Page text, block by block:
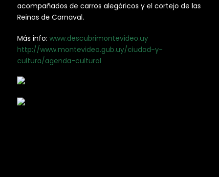
acompañados de carros alegóricos y el cortejo de las
Reinas de Carnaval.
Más info: www.descubrimontevideo.uy
http://www.montevideo.gub.uy/ciudad-y-
cultura/agenda-cultural